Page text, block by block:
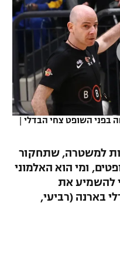
בפני השופט צחי הבדלי |
למשטרה, שתחקור
ומי הוא האלמוני
להשמיע את
בארנה (רביעי,